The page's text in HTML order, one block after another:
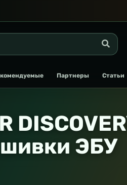
Партнеры Статьи
ЭБУ